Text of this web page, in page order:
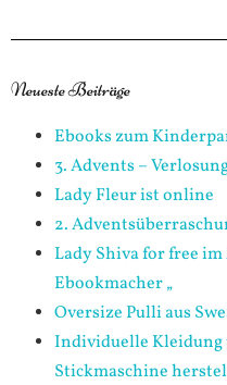
Neueste Beiträge
Ebooks zum
3. Advents –
Lady Fleur ist online
2.
Lady Shiva for free
Ebookmacher „
Oversize Pulli aus
Individuelle
Stickmaschine